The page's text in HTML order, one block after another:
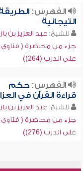
الفهرس:
التيجانية
للشيخ: عبد العزيز بن باز
جزء من محاضرة ( فتاوى
على الدرب (264))
الفهرس:حكم
قراءة القرآن في
للشيخ: عبد العزيز بن باز
جزء من محاضرة ( فتاوى
على الدرب (276))